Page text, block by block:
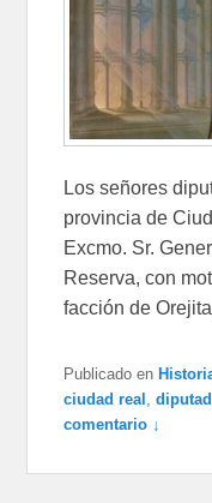
Los señores
provincia de
Excmo. Sr.
Reserva, con
facción de
Publicado en
ciudad real ,
comentario ↓